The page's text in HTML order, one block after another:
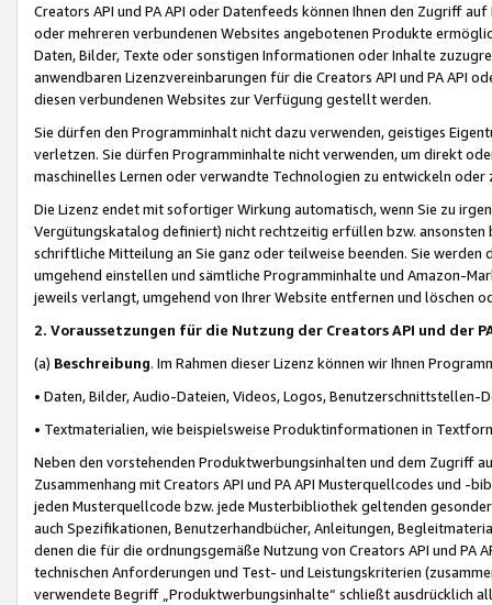
Creators API und PA API oder Datenfeeds können Ihnen den Zugriff
oder mehreren verbundenen Websites angebotenen Produkte
Daten, Bilder, Texte oder sonstigen Informationen oder Inhalte
anwendbaren Lizenzvereinbarungen für die Creators API und PA API
diesen verbundenen Websites zur Verfügung gestellt werden.
Sie dürfen den Programminhalt nicht dazu verwenden, geistiges
verletzen. Sie dürfen Programminhalte nicht verwenden, um direkt
maschinelles Lernen oder verwandte Technologien zu entwickeln
Die Lizenz endet mit sofortiger Wirkung automatisch, wenn Sie zu
Vergütungskatalog definiert) nicht rechtzeitig erfüllen bzw. ansonsten
schriftliche Mitteilung an Sie ganz oder teilweise beenden. Sie werden
umgehend einstellen und sämtliche Programminhalte und Amazon-
jeweils verlangt, umgehend von Ihrer Website entfernen und löschen
2. Voraussetzungen für die Nutzung der Creators API und der
(a) Beschreibung. Im Rahmen dieser Lizenz können wir Ihnen
• Daten, Bilder, Audio-Dateien, Videos, Logos, Benutzerschnittstellen-
• Textmaterialien, wie beispielsweise Produktinformationen in
Neben den vorstehenden Produktwerbungsinhalten und dem Zugriff
Zusammenhang mit Creators API und PA API Musterquellcodes und
jeden Musterquellcode bzw. jede Musterbibliothek geltenden
auch Spezifikationen, Benutzerhandbücher, Anleitungen,
denen die für die ordnungsgemäße Nutzung von Creators API und PA
technischen Anforderungen und Test- und Leistungskriterien
verwendete Begriff „Produktwerbungsinhalte“ schließt ausdrücklich